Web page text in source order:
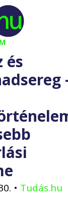
és
• Tudás.hu